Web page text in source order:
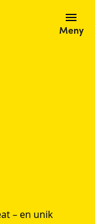
Meny
– en unik